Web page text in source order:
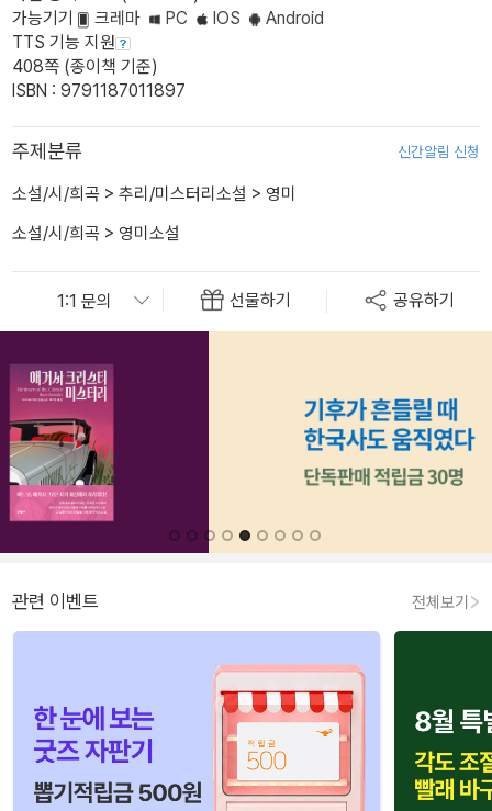
가능기기
크레마 PC IOS
Android
TTS 기능 지원
408쪽 (종이책 기준)
ISBN : 9791187011897
주제분류 신간알림 신청
소설/시/희곡 > 추리/미스터리소설 > 영미
소설/시/희곡 > 영미소설
선물하기 공유하기
관련 이벤트 전체보기